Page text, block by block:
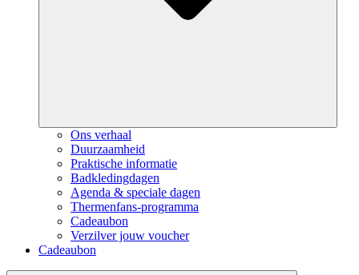
Ons verhaal
Duurzaamheid
Praktische informatie
Badkledingdagen
Agenda & speciale dagen
Thermenfans-programma
Cadeaubon
Verzilver jouw voucher
Cadeaubon